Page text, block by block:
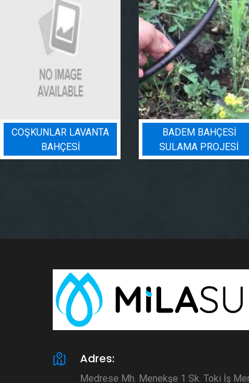
COŞKUNLAR LAVANTA
BAHÇESİ
BADEM BAHÇESI
SULAMA PROJESI
Adres:
Medrese Mh. Menekşe 1 Sk. Toki İş